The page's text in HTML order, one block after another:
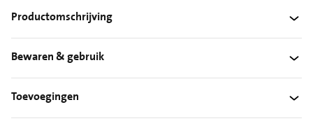
Productomschrijving
Bewaren & gebruik
Toevoegingen